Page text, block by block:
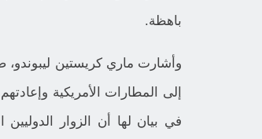
باهظة.
وأشارت ماري كريستين
إلى المطارات الأمريكية
في بيان لها أن الزوار